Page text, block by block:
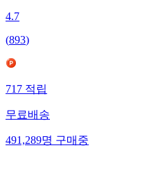
4.7
(893)
717적립
무료배송
491,289명구매중